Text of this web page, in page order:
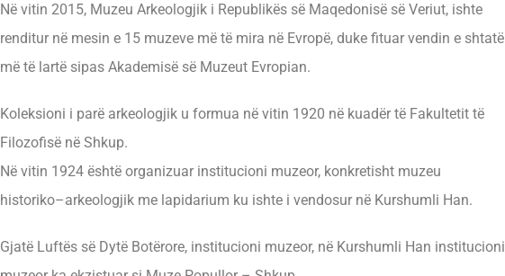
Në vitin 2015, Muzeu Arkeologjik i Republikës së Maqedonisë së Veriut, ishte
renditur në mesin e 15 muzeve më të mira në Evropë, duke fituar vendin e shtatë
më të lartë sipas Akademisë së Muzeut Evropian.
Koleksioni i parë arkeologjik u formua në vitin 1920 në kuadër të Fakultetit të
Filozofisë në Shkup.
Në vitin 1924 është organizuar institucioni muzeor, konkretisht muzeu
historiko–arkeologjik me lapidarium ku ishte i vendosur në Kurshumli Han.
Gjatë Luftës së Dytë Botërore, institucioni muzeor, në Kurshumli Han institucioni